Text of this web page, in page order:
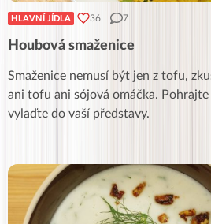
HLAVNÍ JÍDLA 36 7
Houbová smaženice
Smaženice nemusí být jen z tofu,
ani tofu ani sójová omáčka. Pohrajte
vylaďte do vaší představy.